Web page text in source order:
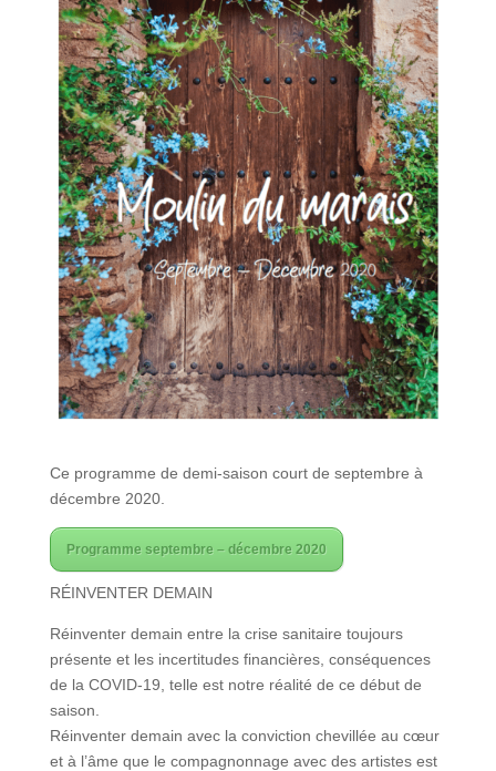
Ce programme de demi-saison court de septembre à
décembre 2020.
Programme septembre – décembre 2020
RÉINVENTER DEMAIN
Réinventer demain entre la crise sanitaire toujours
présente et les incertitudes financières, conséquences
de la COVID-19, telle est notre réalité de ce début de
saison.
Réinventer demain avec la conviction chevillée au cœur
et à l’âme que le compagnonnage avec des artistes est